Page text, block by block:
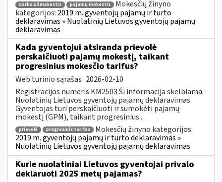
darbo užmokestis
pajamų mokestis
Mokesčių žinyno
kategorijos: 2019 m. gyventojų pajamų ir turto
deklaravimas » Nuolatinių Lietuvos gyventojų pajamų
deklaravimas
Kada gyventojui atsiranda prievolė
perskaičiuoti pajamų mokestį, taikant
progresinius mokesčio tarifus?
Web turinio sąrašas 2026-02-10
Registracijos numeris KM2503 Ši informacija skelbiama:
Nuolatinių Lietuvos gyventojų pajamų deklaravimas
Gyventojas turi perskaičiuoti ir sumokėti pajamų
mokestį (GPM), taikant progresinius...
prievolė progresinis tarifas
Mokesčių žinyno kategorijos:
2019 m. gyventojų pajamų ir turto deklaravimas »
Nuolatinių Lietuvos gyventojų pajamų deklaravimas
Kurie nuolatiniai Lietuvos gyventojai privalo
deklaruoti 2025 metų pajamas?